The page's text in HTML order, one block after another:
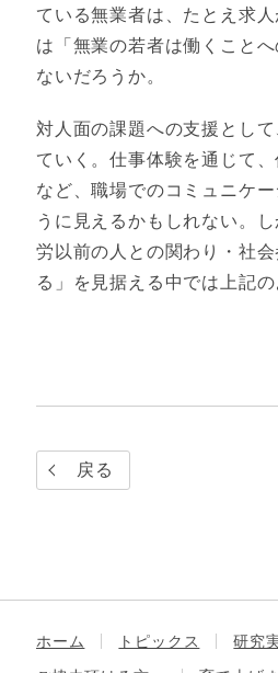
ている無業者は、たとえ求
は「無業の若者は働くこと
ないだろうか。
対人面の課題への支援とし
ていく。仕事体験を通じて
など、職場でのコミュニケ
うに見えるかもしれない。
労以前の人との関わり・社
る」を見据える中では上記
戻る
ホーム トピックス 研究